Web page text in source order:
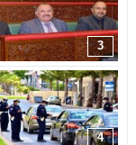
3
4